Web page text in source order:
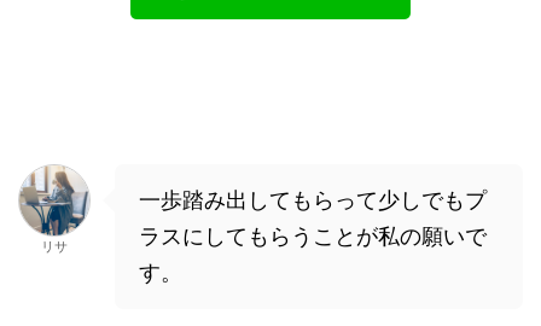
リサ
一歩踏み出してもらって少しでもプ
ラスにしてもらうことが私の願いで
す。